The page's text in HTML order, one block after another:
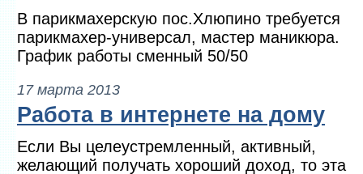
В парикмахерскую пос.Хлюпино требуется
парикмахер-универсал, мастер маникюра.
График работы сменный 50/50
17 марта 2013
Работа в интернете на дому
Если Вы целеустремленный, активный,
желающий получать хороший доход, то эта